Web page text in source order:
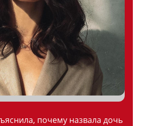
почему назвала дочь